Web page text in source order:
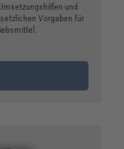
und
Vorgaben für